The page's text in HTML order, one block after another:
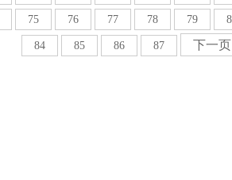
75 76 77 78 79
84 85 86 87 下一页